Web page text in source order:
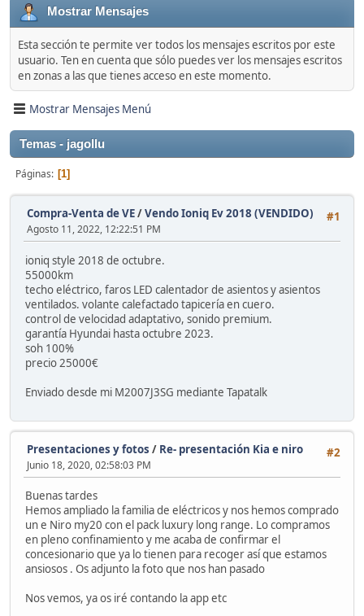
Mostrar Mensajes
Esta sección te permite ver todos los mensajes escritos por este
usuario. Ten en cuenta que sólo puedes ver los mensajes escritos
en zonas a las que tienes acceso en este momento.
Mostrar Mensajes Menú
Temas - jagollu
Páginas 1
#1
Compra-Venta de VE/Vendo Ioniq Ev 2018 (VENDIDO)
Agosto 11, 2022, 12:22:51 PM
ioniq style 2018 de octubre.
55000km
techo eléctrico, faros LED calentador de asientos y asientos
ventilados. volante calefactado tapicería en cuero.
control de velocidad adaptativo, sonido premium.
garantía Hyundai hasta octubre 2023.
soh 100%
precio 25000€
Enviado desde mi M2007J3SG mediante Tapatalk
#2
Presentaciones y fotos / Re- presentación Kia e niro
Junio 18, 2020, 02:58:03 PM
Buenas tardes
Hemos ampliado la familia de eléctricos y nos hemos comprado
un e Niro my20 con el pack luxury long range. Lo compramos
en pleno confinamiento y me acaba de confirmar el
concesionario que ya lo tienen para recoger así que estamos
ansiosos . Os adjunto la foto que nos han pasado
Nos vemos, ya os iré contando la app etc